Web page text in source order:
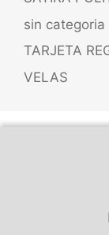
sin categoria
TARJETA
VELAS